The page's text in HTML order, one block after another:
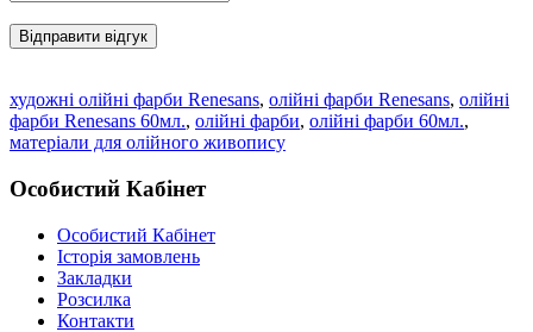
Відправити відгук
художні олійні фарби Renesans, олійні фарби Renesans, олійні
фарби Renesans 60мл., олійні фарби, олійні фарби 60мл.,
матеріали для олійного живопису
Особистий Кабінет
Особистий Кабінет
Історія замовлень
Закладки
Розсилка
Контакти